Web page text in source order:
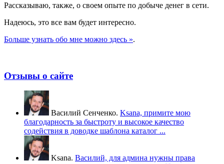
Рассказываю, также, о своем опыте по добыче денег в сети.
Надеюсь, это все вам будет интересно.
Больше узнать обо мне можно здесь ».
Отзывы о сайте
Василий Сенченко. Ksana, примите мою
благодарность за быстроту и высокое качество
содействия в доводке шаблона каталог ...
Ksana. Василий, для админа нужны права